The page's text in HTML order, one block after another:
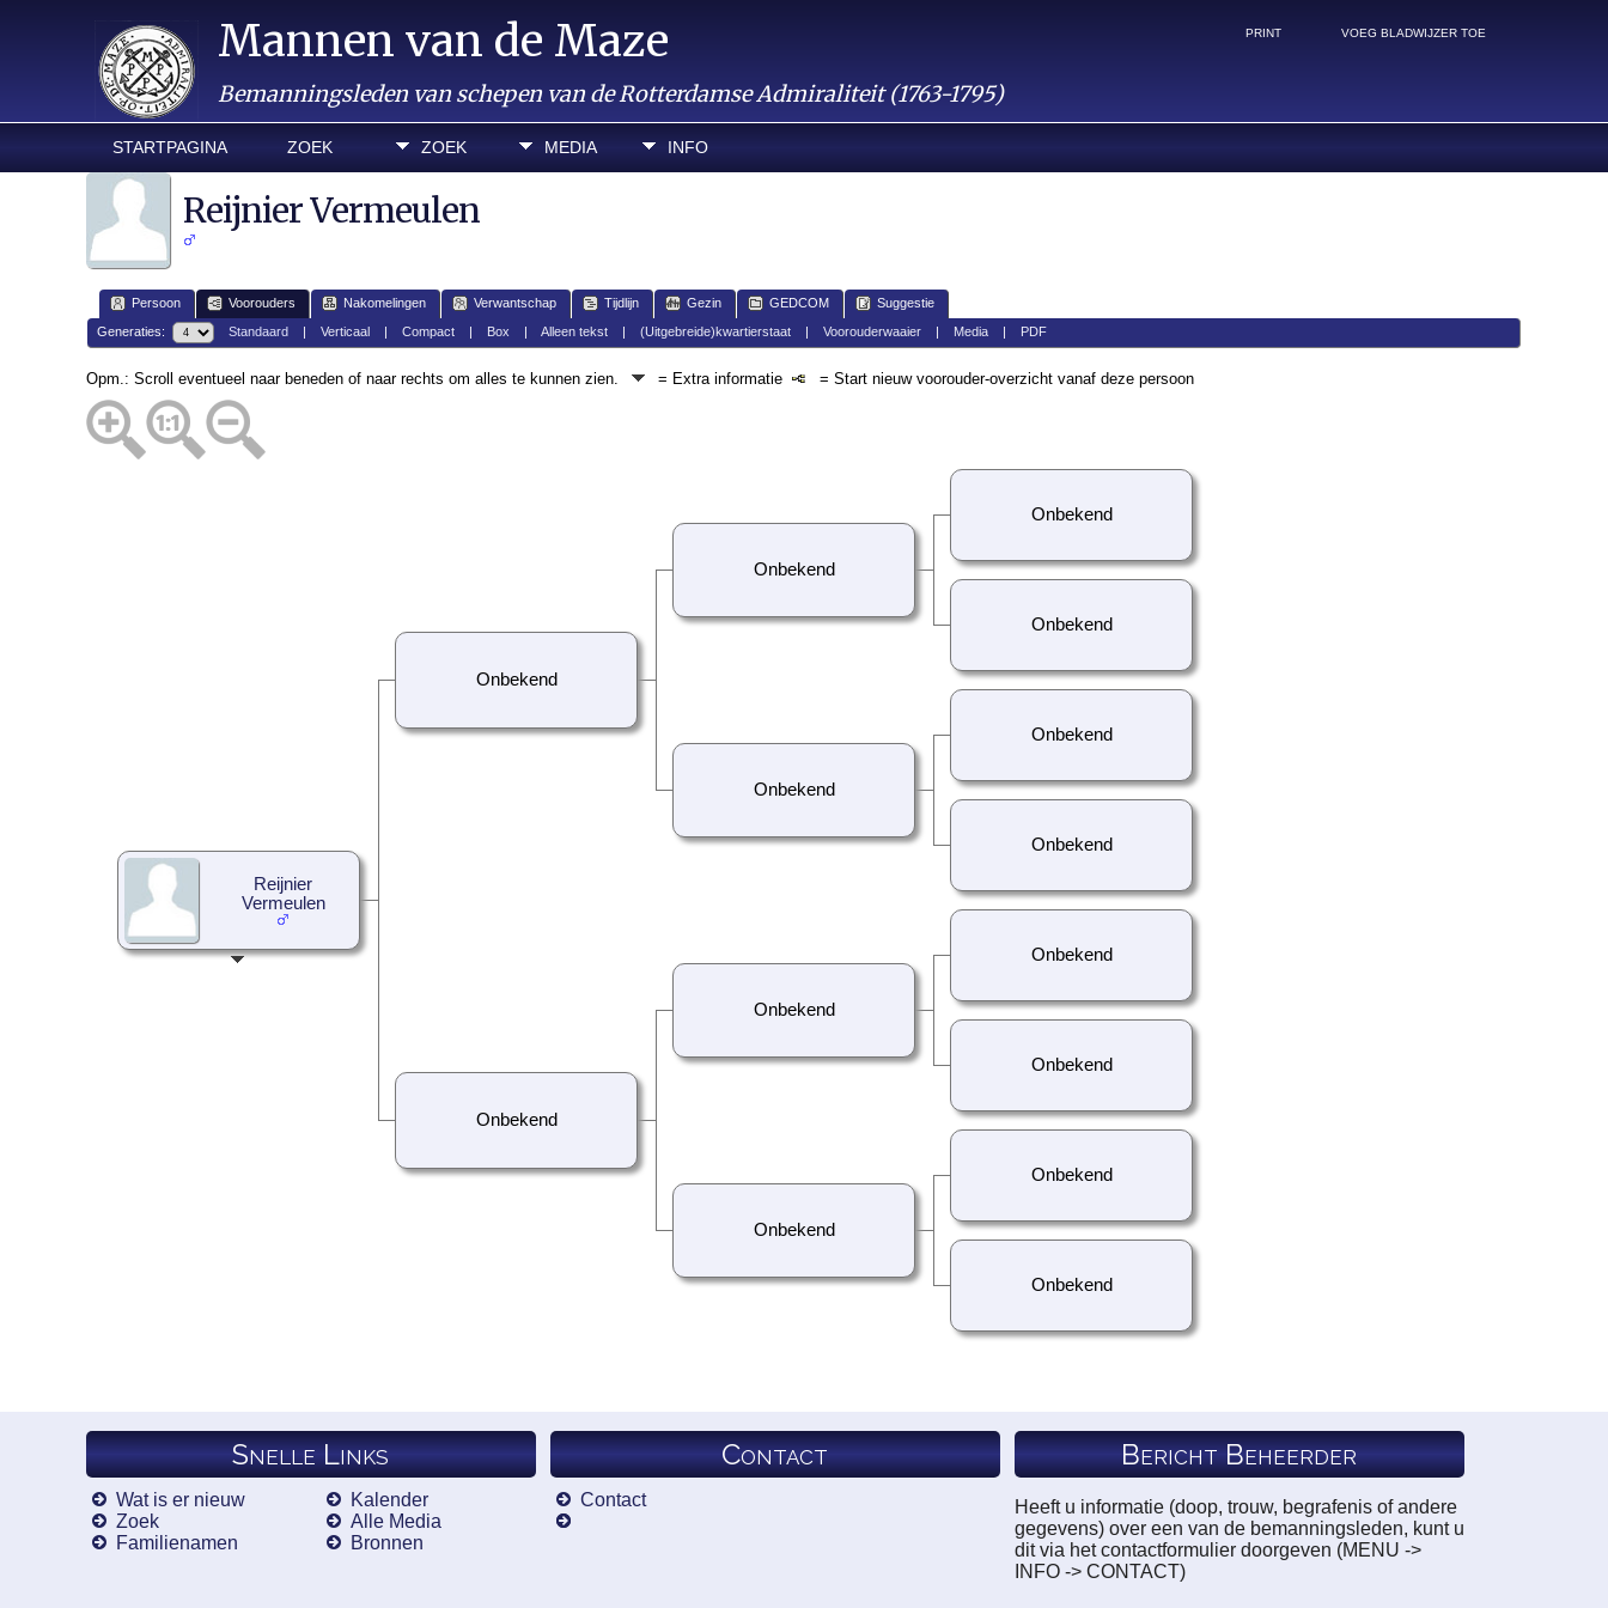
Mannen van de Maze
Bemanningsleden van schepen van de Rotterdamse Admiraliteit (1763-1795)
STARTPAGINA ZOEK ZOEK MEDIA INFO
PRINT VOEG BLADWIJZER TOE
Reijnier Vermeulen
Persoon Voorouders Nakomelingen Verwantschap Tijdlijn Gezin GEDCOM Suggestie
Generaties: Standaard| Verticaal| Compact| Box | Alleen tekst| (Uitgebreide)kwartierstaat| Voorouderwaaier| Media| PDF
Opm.: Scroll eventueel naar beneden of naar rechts om alles te kunnen zien. = Extra informatie = Start nieuw voorouder-overzicht vanaf deze persoon
Reijnier
Vermeulen
Onbekend
Onbekend
Onbekend
Onbekend
Onbekend
Onbekend
Onbekend
Onbekend
Onbekend
Onbekend
Onbekend
Onbekend
Onbekend
Onbekend
Snelle Links
Wat is er nieuw
Zoek
Familienamen
Kalender
Alle Media
Bronnen
Contact
Contact
Bericht Beheerder
Heeft u informatie (doop, trouw, begrafenis of andere
gegevens) over een van de bemanningsleden, kunt u
dit via het contactformulier doorgeven (MENU ->
INFO -> CONTACT)